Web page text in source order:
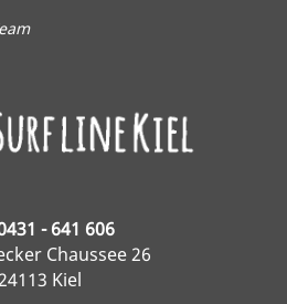
- 641 606
Chaussee 26
Kiel